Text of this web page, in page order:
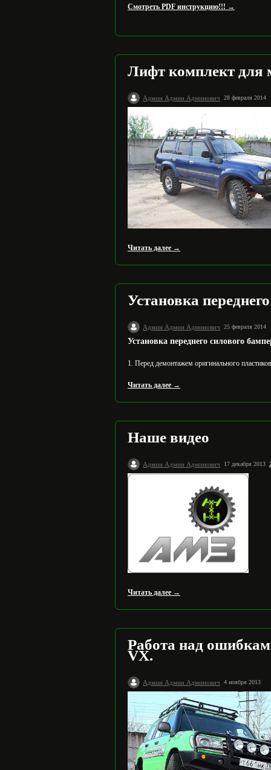
Смотреть PDF инструкцию!!! →
Лифт комплект для
Админ Админ Админович 28 февраля 2014
Читать далее →
Установка
Админ Админ Админович 25 февраля 2014
Установка переднего силового
1. Перед демонтажем оригинального
Читать далее →
Наше видео
Админ Админ Админович 17 декабря 2013
Читать далее →
Работа над
VX.
Админ Админ Админович 4 ноября 2013